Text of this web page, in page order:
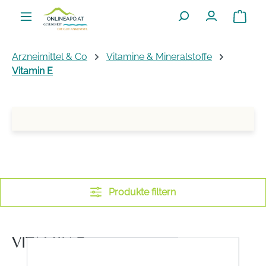
Zum Hauptinhalt springen
Arzneimittel & Co
Vitamine & Mineralstoffe
Vitamin E
Produkte filtern
VITAMIN E